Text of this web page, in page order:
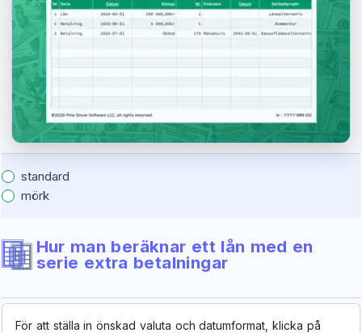
standard
mörk
Hur man beräknar ett lån med en
serie extra betalningar
För att ställa in önskad valuta och datumformat, klicka på